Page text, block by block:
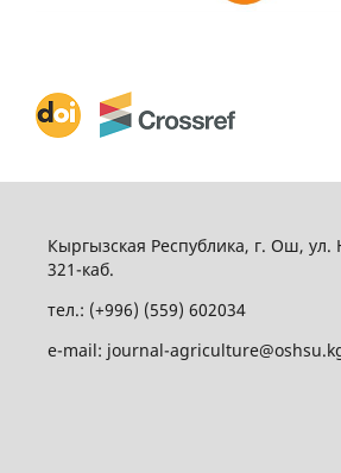
Кыргызская Республика, г. Ош, ул.
321-каб.
тел.: (+996) (559) 602034
e-mail: journal-